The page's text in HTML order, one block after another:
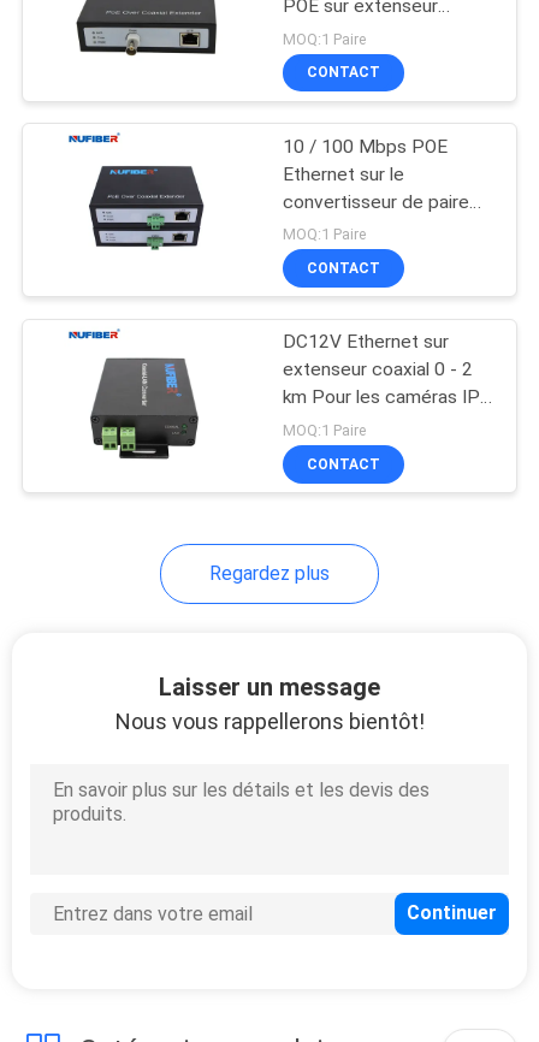
Module en cuivre
Câble à fibres
optiques actif
Câble direct
industriel
POE sur extenseur
coaxial 300m Pour les
installations de caméras
de surveillance
MOQ:1 Paire
CONTACT
10 / 100 Mbps POE
Ethernet sur le
convertisseur de paire
tordue IP sur 2 câbles
Extendor 52V
MOQ:1 Paire
CONTACT
DC12V Ethernet sur
extenseur coaxial 0 - 2
km Pour les caméras IP
Ethernet sur extenseur
coaxial
MOQ:1 Paire
CONTACT
Regardez plus
Laisser un message
Nous vous rappellerons bientôt!